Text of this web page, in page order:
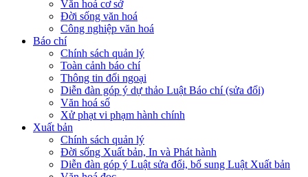
Văn hoá cơ sở
Đời sống văn hoá
Công nghiệp văn hoá
Báo chí
Chính sách quản lý
Toàn cảnh báo chí
Thông tin đối ngoại
Diễn đàn góp ý dự thảo Luật Báo chí (sửa đổi)
Văn hoá số
Xử phạt vi phạm hành chính
Xuất bản
Chính sách quản lý
Đời sống Xuất bản, In và Phát hành
Diễn đàn góp ý Luật sửa đổi, bổ sung Luật Xuất bản